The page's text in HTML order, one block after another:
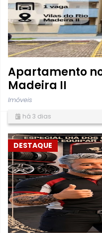
Apartamento
Madeira II
Imóveis
há 3 dias
DESTAQUE